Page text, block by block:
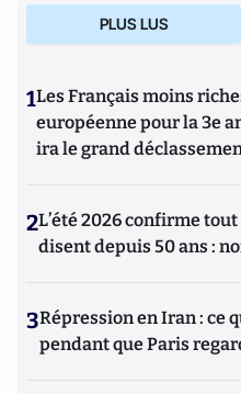
PLUS LUS
1Les Français moins
européenne pour la 3e
ira le grand
2L’été 2026 confirme
disent depuis 50 ans :
3Répression en Iran : ce
pendant que Paris